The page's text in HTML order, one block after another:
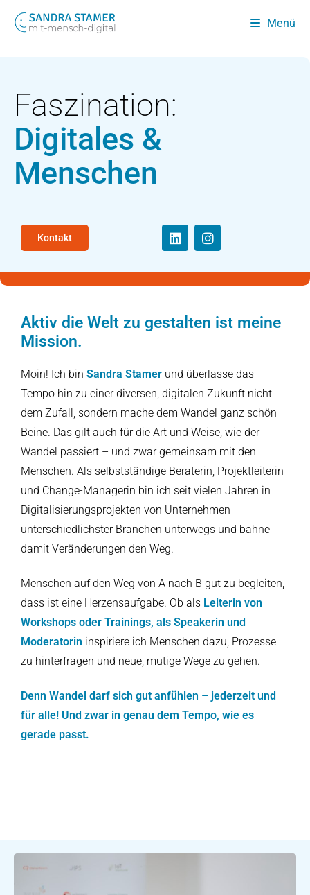
Menü
Faszination:
Digitales &
Menschen
Kontakt
Aktiv die Welt zu gestalten ist meine
Mission.
Moin! Ich bin Sandra Stamer und überlasse das
Tempo hin zu einer diversen, digitalen Zukunft nicht
dem Zufall, sondern mache dem Wandel ganz schön
Beine. Das gilt auch für die Art und Weise, wie der
Wandel passiert – und zwar gemeinsam mit den
Menschen. Als selbstständige Beraterin, Projektleiterin
und Change-Managerin bin ich seit vielen Jahren in
Digitalisierungsprojekten von Unternehmen
unterschiedlichster Branchen unterwegs und bahne
damit Veränderungen den Weg.
Menschen auf den Weg von A nach B gut zu begleiten,
dass ist eine Herzensaufgabe. Ob als Leiterin von
Workshops oder Trainings, als Speakerin und
Moderatorin inspiriere ich Menschen dazu, Prozesse
zu hinterfragen und neue, mutige Wege zu gehen.
Denn Wandel darf sich gut anfühlen – jederzeit und
für alle! Und zwar in genau dem Tempo, wie es
gerade passt.